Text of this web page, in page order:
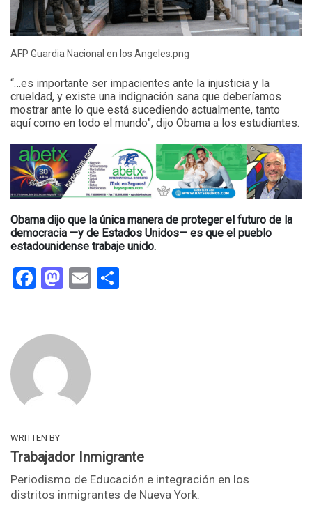
AFP Guardia Nacional en los Angeles.png
“…es importante ser impacientes ante la injusticia y la
crueldad, y existe una indignación sana que deberíamos
mostrar ante lo que está sucediendo actualmente, tanto
aquí como en todo el mundo”, dijo Obama a los estudiantes.
Obama dijo que la única manera de proteger el futuro de la
democracia —y de Estados Unidos— es que el pueblo
estadounidense trabaje unido.
Facebook
Mastodon
Email
WRITTEN BY
Trabajador Inmigrante
Periodismo de Educación e integración en los
distritos inmigrantes de Nueva York.